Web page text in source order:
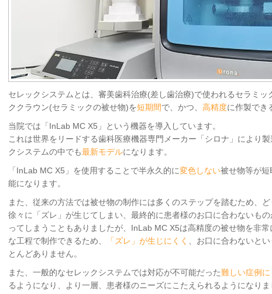
セレックシステムとは、審美歯科治療(差し歯治療)で使われるセラミ
ククラウン(セラミックの被せ物)を短期間で、かつ、 高精度に作製でき
当院では「InLab MC X5」という機器を導入しています。
これは世界をリードする歯科医療機器専門メーカー「シロナ」により
クシステムの中でも最新モデルになります。
「InLab MC X5」を使用することで半永久的に変色しない被せ物等が短
能になります。
また、従来の方法では被せ物の制作には多くのステップを踏むため、ど
徐々に「ズレ」が生じてしまい、最終的に患者様のお口に合わないも
ってしまうこともありましたが、InLab MC X5は高精度の被せ物を非
な工程で制作できるため、
「ズレ」が生じにくく
、お口に合わないと
とんどありません。
また、一般的なセレックシステムでは対応が不可能だった難しい症例
るようになり、より一層、患者様のニーズにこたえられるようになりま